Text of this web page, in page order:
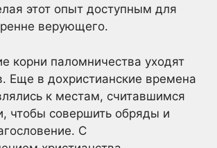
этот опыт доступным для
верующего.
корни паломничества уходят
Еще в дохристианские времена
к местам, считавшимся
чтобы совершить обряды и
С